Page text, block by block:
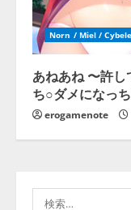
Norn / Miel / Cybele
あねあね 〜許
ち○ダメになっ
erogamenote